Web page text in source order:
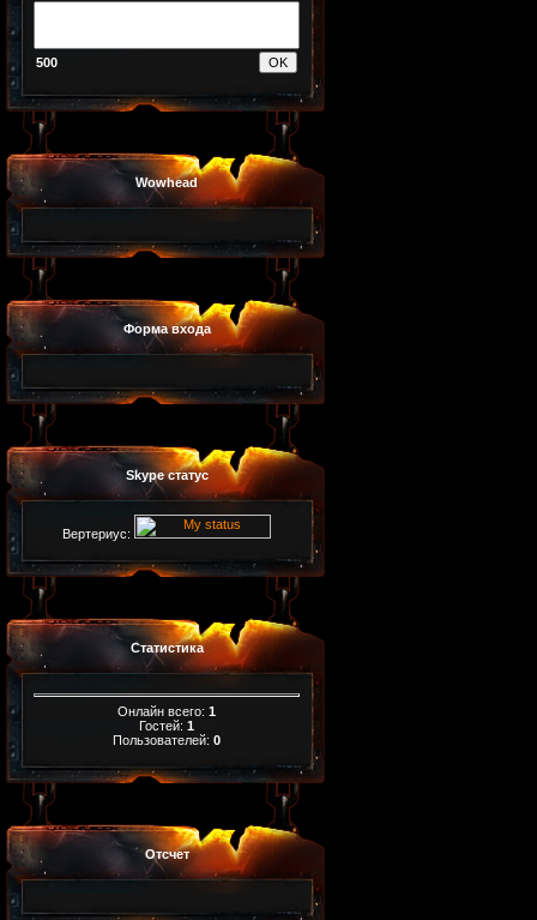
500
Wowhead
Форма входа
Skype статус
Вертериус:
Статистика
Онлайн всего: 1
Гостей: 1
Пользователей: 0
Отсчет